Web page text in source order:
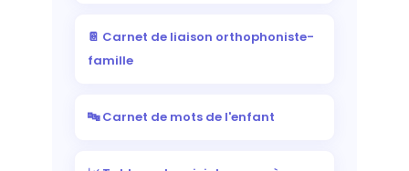
📔 Carnet de liaison orthophoniste-
famille
🔤 Carnet de mots de l'enfant